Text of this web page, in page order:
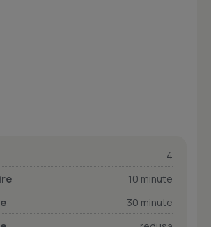
4
10 minute
30 minute